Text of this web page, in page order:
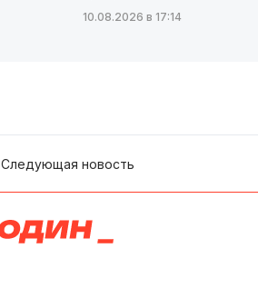
10.08.2026 в 17:14
Следующая новость